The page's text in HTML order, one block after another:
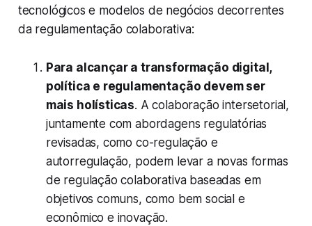
tecnológicos e modelos de negócios decorrentes
da regulamentação colaborativa:
Para alcançar a transformação digital,
política e regulamentação devem ser
mais holísticas. A colaboração intersetorial,
juntamente com abordagens regulatórias
revisadas, como co-regulação e
autorregulação, podem levar a novas formas
de regulação colaborativa baseadas em
objetivos comuns, como bem social e
econômico e inovação.